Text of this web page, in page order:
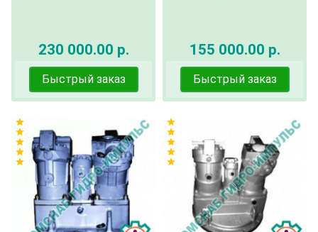
230 000.00 р.
Быстрый заказ
155 000.00 р.
Быстрый заказ
star
star
star
star
star
star
star
star
star
star